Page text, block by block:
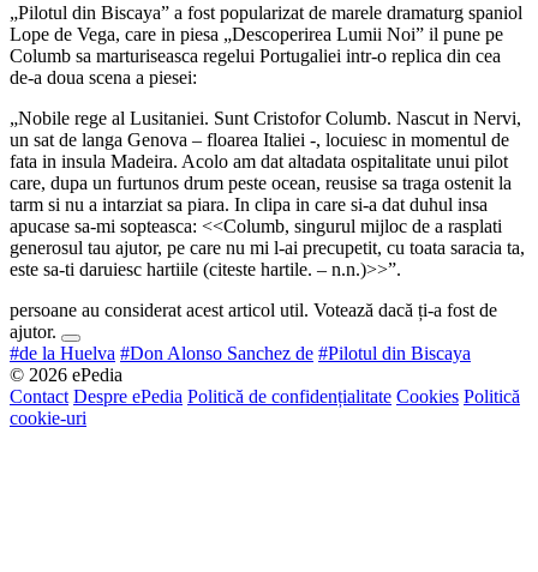
„Pilotul din Biscaya” a fost popularizat de marele dramaturg spaniol
Lope de Vega, care in piesa „Descoperirea Lumii Noi” il pune pe
Columb sa marturiseasca regelui Portugaliei intr-o replica din cea
de-a doua scena a piesei:
„Nobile rege al Lusitaniei. Sunt Cristofor Columb. Nascut in Nervi,
un sat de langa Genova – floarea Italiei -, locuiesc in momentul de
fata in insula Madeira. Acolo am dat altadata ospitalitate unui pilot
care, dupa un furtunos drum peste ocean, reusise sa traga ostenit la
tarm si nu a intarziat sa piara. In clipa in care si-a dat duhul insa
apucase sa-mi sopteasca: <<Columb, singurul mijloc de a rasplati
generosul tau ajutor, pe care nu mi l-ai precupetit, cu toata saracia ta,
este sa-ti daruiesc hartiile (citeste hartile. – n.n.)>>”.
persoane au considerat acest articol util. Votează dacă ți-a fost de
ajutor.
#de la Huelva #Don Alonso Sanchez de #Pilotul din Biscaya
© 2026 ePedia
Contact Despre ePedia Politică de confidențialitate Cookies Politică
cookie-uri